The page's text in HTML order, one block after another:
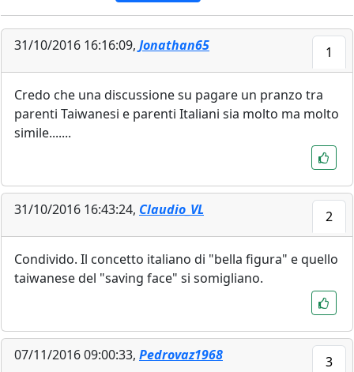
31/10/2016 16:16:09, Jonathan65 1
Credo che una discussione su pagare un pranzo tra
parenti Taiwanesi e parenti Italiani sia molto ma molto
simile.......
31/10/2016 16:43:24, Claudio_VL 2
Condivido. Il concetto italiano di "bella figura" e quello
taiwanese del "saving face" si somigliano.
07/11/2016 09:00:33, Pedrovaz1968 3